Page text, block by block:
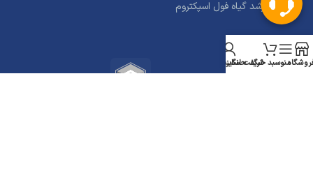
لامپ رشد گیاه فول اسپکتروم
منوسبد خریدشگفت انگیز
حساب من